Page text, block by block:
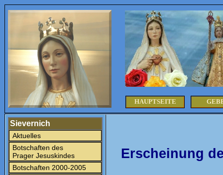
HAUPTSEITE
Sievernich
Aktuelles
Botschaften des
Prager Jesuskindes
Botschaften 2000-2005
Erscheinung